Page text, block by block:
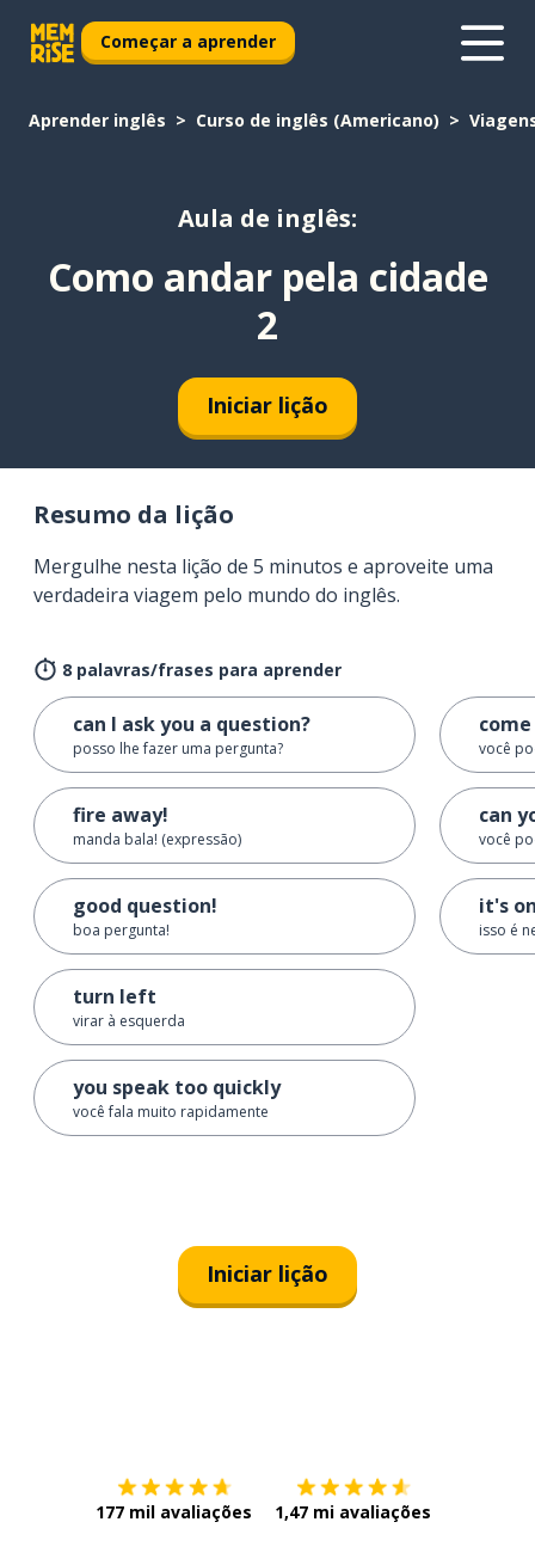
Começar a aprender
Aprender inglês Curso de inglês (Americano)
Aula de inglês:
Como andar pela cidade
2
Iniciar lição
Resumo da lição
Mergulhe nesta lição de 5 minutos e aproveite uma
verdadeira viagem pelo mundo do inglês.
8 palavras/frases para aprender
can I ask you a question?
posso lhe fazer uma pergunta?
fire away!
manda bala! (expressão)
good question!
boa pergunta!
turn left
virar à esquerda
you speak too quickly
você fala muito rapidamente
você
can
você
it's
isso é
Iniciar lição
177 mil avaliações 1,47 mi avaliações